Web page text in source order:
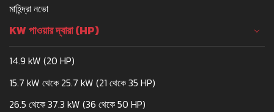
মাহিন্দ্রা নভো
KW পাওয়ার দ্বারা (HP)
14.9 kW (20 HP)
15.7 kW থেকে 25.7 kW (21 থেকে 35 HP)
26.5 থেকে 37.3 kW (36 থেকে 50 HP)